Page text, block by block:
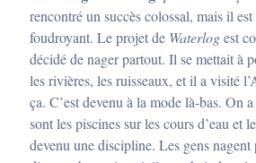
rencontré un succès colossal, mais il
foudroyant. Le projet de Waterlogest
décidé de nager partout. Il se mettait à
les rivières, les ruisseaux, et il a visité
ça. C’est devenu à la mode là-bas. On
sont les piscines sur les cours d’eau et
devenu une discipline. Les gens